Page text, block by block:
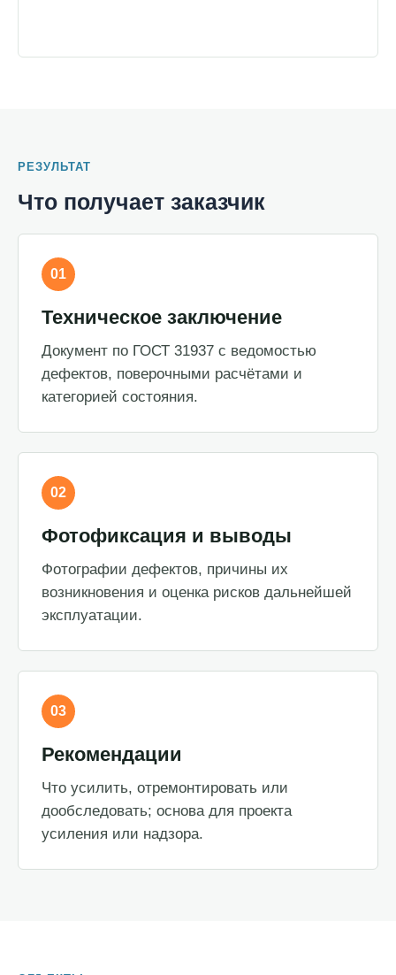
РЕЗУЛЬТАТ
Что получает заказчик
01
Техническое заключение
Документ по ГОСТ 31937 с ведомостью
дефектов, поверочными расчётами и
категорией состояния.
02
Фотофиксация и выводы
Фотографии дефектов, причины их
возникновения и оценка рисков дальнейшей
эксплуатации.
03
Рекомендации
Что усилить, отремонтировать или
дообследовать; основа для проекта
усиления или надзора.